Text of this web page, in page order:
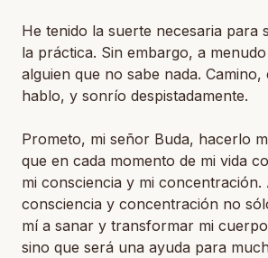
He tenido la suerte necesaria para
la práctica. Sin embargo, a
alguien que no sabe nada. Camino,
hablo, y sonrío despistadamente.
Prometo, mi señor Buda, hacerlo
que en cada momento de mi vida
mi consciencia y mi concentración.
consciencia y concentración no
mí a sanar y transformar mi
sino que será una ayuda para